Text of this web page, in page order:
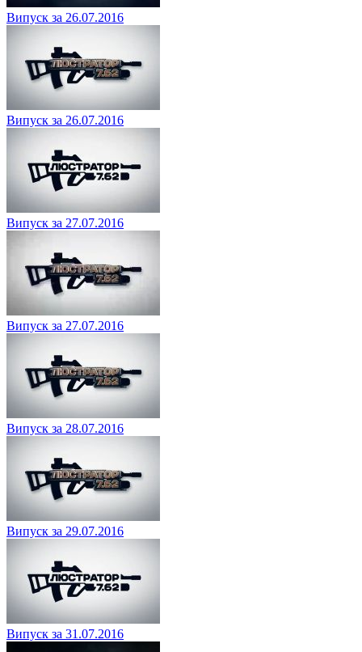
Випуск за 26.07.2016
Випуск за 26.07.2016
Випуск за 27.07.2016
Випуск за 27.07.2016
Випуск за 28.07.2016
Випуск за 29.07.2016
Випуск за 31.07.2016